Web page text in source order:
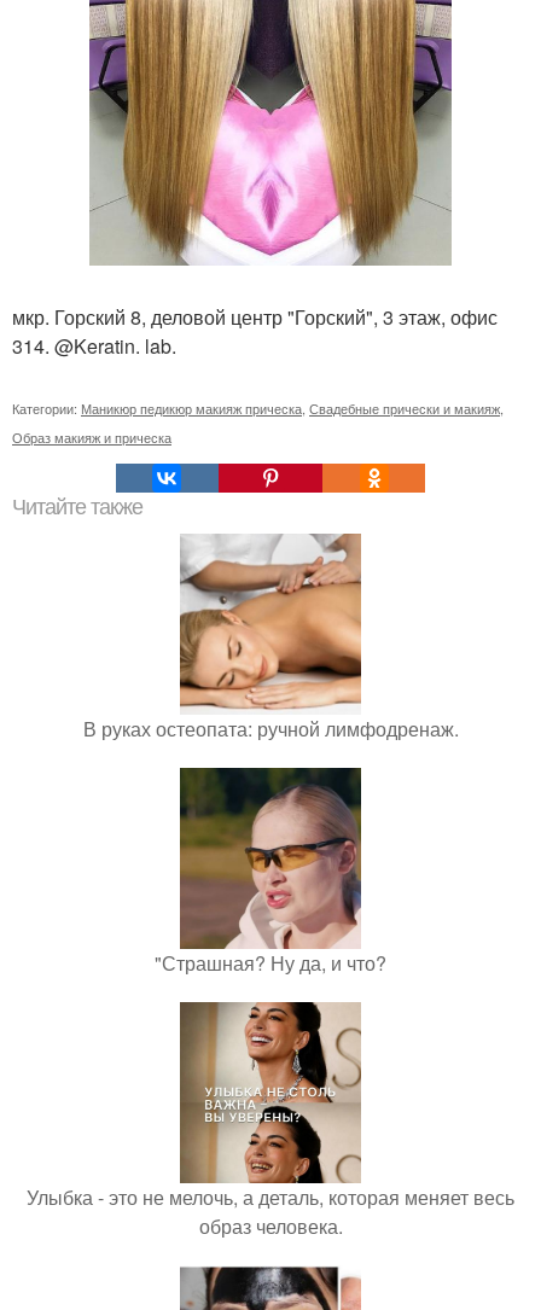
мкр. Горский 8, деловой центр "Горский", 3 этаж, офис
314. @Keratin. lab.
Категории: Маникюр педикюр макияж прическа Свадебные прически и макияж
Образ макияж и прическа
Читайте также
В руках остеопата: ручной лимфодренаж.
"Страшная? Ну да, и что?
Улыбка - это не мелочь, а деталь, которая меняет весь
образ человека.